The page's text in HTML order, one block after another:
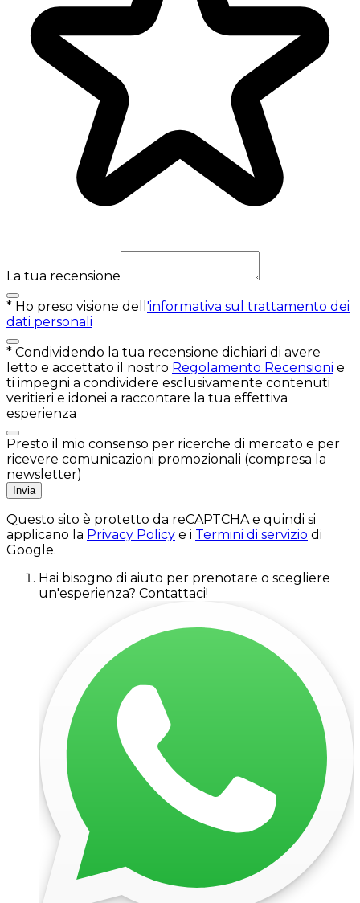
La tua recensione
* Ho preso visione dell 'informativa sul trattamento dei
dati personali
* Condividendo la tua recensione dichiari di avere
letto e accettato il nostro Regolamento Recensioni e
ti impegni a condividere esclusivamente contenuti
veritieri e idonei a raccontare la tua effettiva
esperienza
Presto il mio consenso per ricerche di mercato e per
ricevere comunicazioni promozionali (compresa la
newsletter)
Invia
Questo sito è protetto da reCAPTCHA e quindi si
applicano la Privacy Policy e i Termini di servizio di
Google.
Hai bisogno di aiuto per prenotare o scegliere
un'esperienza? Contattaci!